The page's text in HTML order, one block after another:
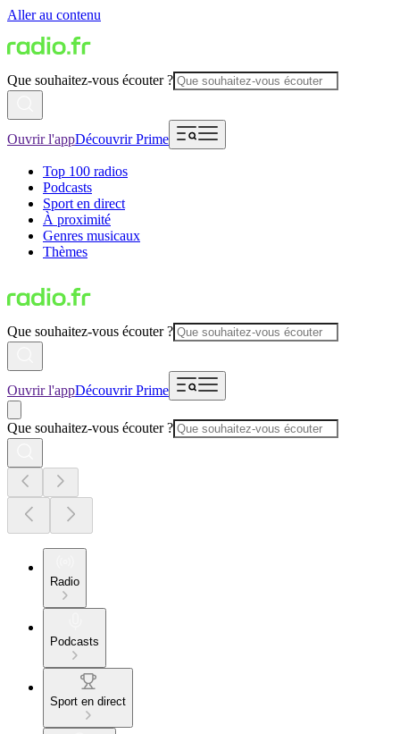
Aller au contenu
Que souhaitez-vous écouter ?
Ouvrir l'appDécouvrir Prime
Top 100 radios
Podcasts
Sport en direct
À proximité
Genres musicaux
Thèmes
Que souhaitez-vous écouter ?
Ouvrir l'appDécouvrir Prime
Que souhaitez-vous écouter ?
Radio
Podcasts
Sport en direct